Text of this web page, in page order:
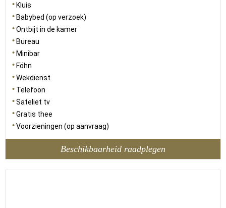
Kluis
Babybed (op verzoek)
Ontbijt in de kamer
Bureau
Minibar
Föhn
Wekdienst
Telefoon
Sateliet tv
Gratis thee
Voorzieningen (op aanvraag)
Beschikbaarheid raadplegen